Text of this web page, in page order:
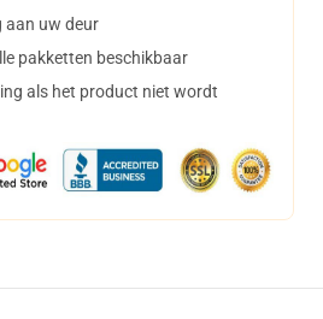
aan uw deur
pakketten beschikbaar
als het product niet wordt